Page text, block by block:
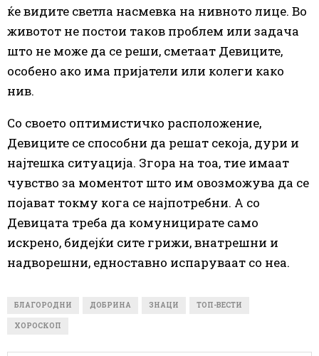
ќе видите светла насмевка на нивното лице. Во
животот не постои таков проблем или задача
што не може да се реши, сметаат Девиците,
особено ако има пријатели или колеги како
нив.
Со своето оптимистичко расположение,
Девиците се способни да решат секоја, дури и
најтешка ситуација. Згора на тоа, тие имаат
чувство за моментот што им овозможува да се
појават токму кога се најпотребни. А со
Девицата треба да комуницирате само
искрено, бидејќи сите грижи, внатрешни и
надворешни, едноставно испаруваат со неа.
БЛАГОРОДНИ ДОБРИНА ЗНАЦИ ТОП-ВЕСТИ
ХОРОСКОП